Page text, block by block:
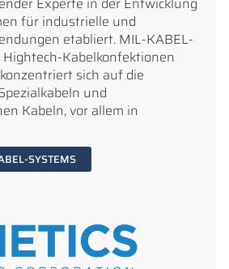
für industrielle und
etabliert. MIL-KABEL-
Hightech-Kabelkonfektionen
sich auf die
und
Kabeln, vor allem in
SYSTEMS